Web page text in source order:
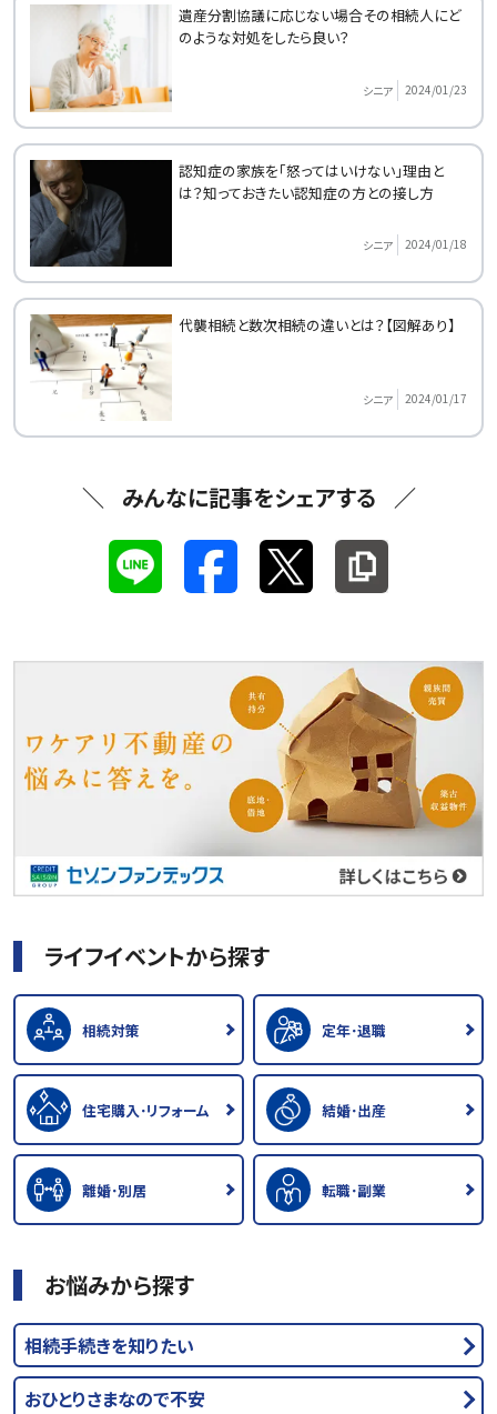
遺産分割協議に応じない場合その相続人にど
のような対処をしたら良い？
シニア 2024/01/23
認知症の家族を「怒ってはいけない」理由と
は？知っておきたい認知症の方との接し方
シニア 2024/01/18
代襲相続と数次相続の違いとは？【図解あり】
シニア 2024/01/17
みんなに記事をシェアする
ライフイベントから探す
相続対策 定年･退職
住宅購入･リフォーム 結婚･出産
離婚･別居 転職･副業
お悩みから探す
相続手続きを知りたい
おひとりさまなので不安